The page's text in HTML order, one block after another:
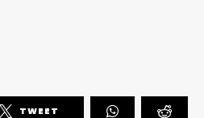
TWEET